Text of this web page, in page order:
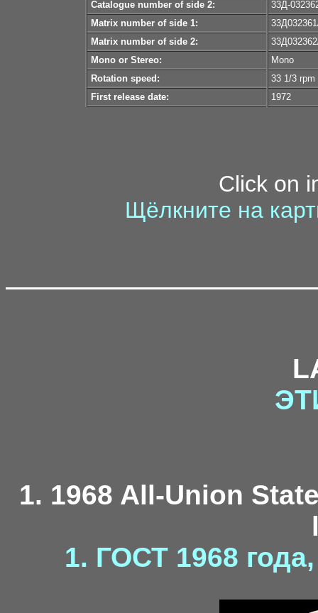
Catalogue number of side 2:
33Д-
Matrix number of side 1:
Matrix number of side 2:
Mono or Stereo:
Mono
Rotation speed:
33 1/3 rpm
First release date:
1972
Click on
Щёлкните на
1. 1968 All-Union
1. ГОСТ 1968